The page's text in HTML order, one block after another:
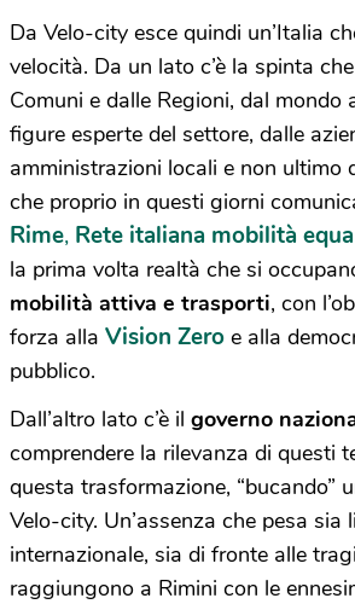
Da Velo-city esce quindi un’Italia
velocità. Da un lato c’è la spinta
Comuni e dalle Regioni, dal mondo
figure esperte del settore, dalle
amministrazioni locali e non ultimo
che proprio in questi giorni
Rime, Rete italiana mobilità equa
la prima volta realtà che si
mobilità attiva e trasporti, con
forza alla Vision Zero e alla
pubblico.
Dall’altro lato c’è il governo
comprendere la rilevanza di questi
questa trasformazione, “bucando”
Velo-city. Un’assenza che pesa sia
internazionale, sia di fronte alle
raggiungono a Rimini con le